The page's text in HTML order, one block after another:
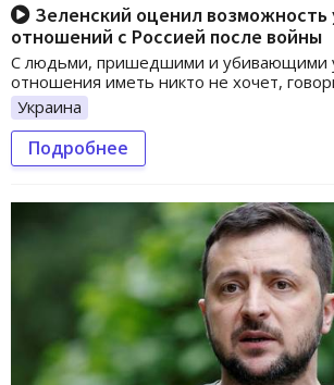
Зеленский оценил возможность
отношений с Россией после войны
С людьми, пришедшими и убивающими
отношения иметь никто не хочет,
Украина
Подробнее